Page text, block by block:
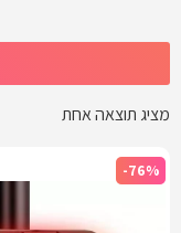
מציג תוצאה אחת
-76%